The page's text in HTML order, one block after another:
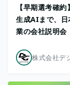
【早期選考確
生成AIまで、日
業の会社説明会
株式会社デ